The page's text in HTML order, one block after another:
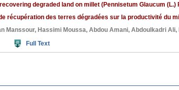
degraded land on millet (Pennisetum Glaucum
récupération des terres dégradées sur la productivité du
Manssour, Hassimi Moussa, Abdou Amani, Abdoulkadri Ali,
Full Text